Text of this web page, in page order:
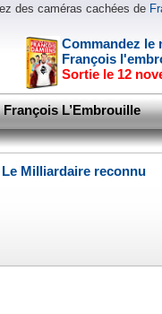
des caméras cachées de
Commandez le
François
Sortie le 12
François L’Embrouille
Milliardaire reconnu